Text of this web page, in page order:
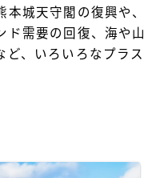
本城天守閣の復興や、
ド需要の回復、海や山
ど、いろいろなプラス